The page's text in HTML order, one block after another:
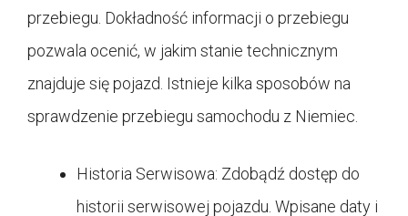
przebiegu. Dokładność informacji o przebiegu
pozwala ocenić, w jakim stanie technicznym
znajduje się pojazd. Istnieje kilka sposobów na
sprawdzenie przebiegu samochodu z Niemiec.
Historia Serwisowa: Zdobądź dostęp do
historii serwisowej pojazdu. Wpisane daty i